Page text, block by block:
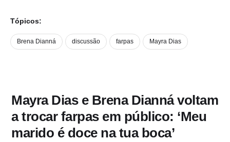
Tópicos:
Brena Dianná discussão farpas Mayra Dias
Mayra Dias e Brena Dianná voltam
a trocar farpas em público: ‘Meu
marido é doce na tua boca’